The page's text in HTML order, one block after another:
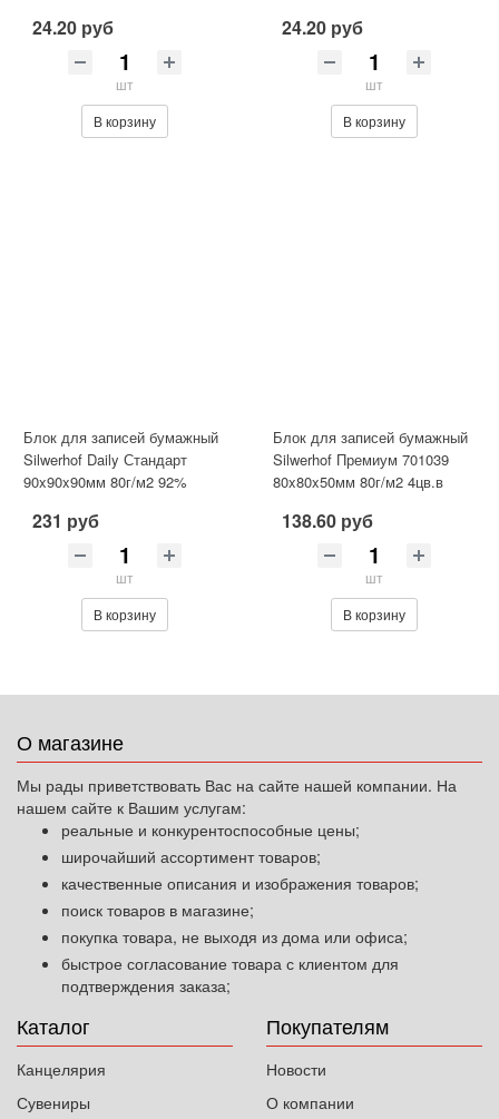
24.20 руб
шт
В корзину
24.20 руб
шт
В корзину
Блок для записей бумажный
Silwerhof Daily Стандарт
90x90x90мм 80г/м2 92%
231 руб
шт
В корзину
Блок для записей бумажный
Silwerhof Премиум 701039
80x80x50мм 80г/м2 4цв.в
138.60 руб
шт
В корзину
О магазине
Мы рады приветствовать Вас на сайте нашей компании. На
нашем сайте к Вашим услугам:
реальные и конкурентоспособные цены;
широчайший ассортимент товаров;
качественные описания и изображения товаров;
поиск товаров в магазине;
покупка товара, не выходя из дома или офиса;
быстрое согласование товара с клиентом для
подтверждения заказа;
Каталог
Канцелярия
Сувениры
Покупателям
Новости
О компании